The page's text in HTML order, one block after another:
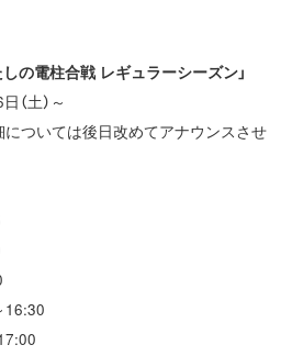
の電柱合戦 レギュラーシーズン」
（土）～
ついては後日改めてアナウンスさせ
16:30